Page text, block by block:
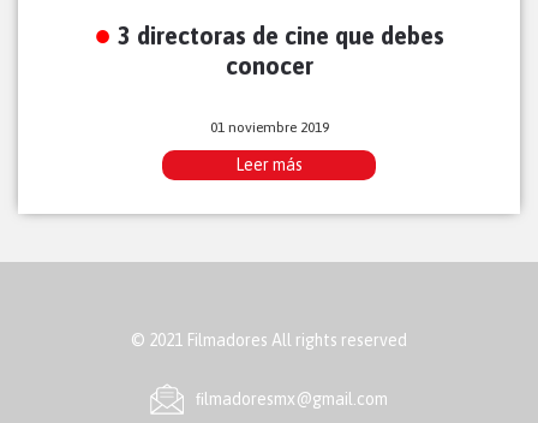
3 directoras de cine que debes
conocer
01 noviembre 2019
Leer más
© 2021 Filmadores All rights reserved
ﬁlmadoresmx@gmail.com